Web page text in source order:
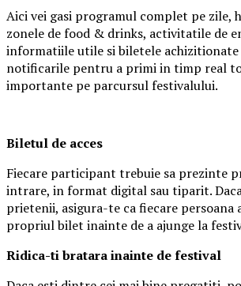
Aici vei gasi programul complet pe zile,
zonele de food & drinks, activitatile de
informatiile utile si biletele achizitionate
notificarile pentru a primi in timp real
importante pe parcursul festivalului.
Biletul de acces
Fiecare participant trebuie sa prezinte
intrare, in format digital sau tiparit.
prietenii, asigura-te ca fiecare persoana
propriul bilet inainte de a ajunge la
Ridica-ti bratarainainte de festival